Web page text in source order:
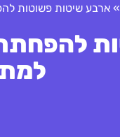
»ארבע שיטות פשוטות להפחתת